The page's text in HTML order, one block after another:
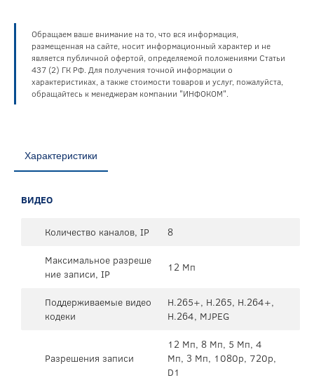
Обращаем ваше внимание на то, что вся информация,
размещенная на сайте, носит информационный характер и не
является публичной офертой, определяемой положениями Статьи
437 (2) ГК РФ. Для получения точной информации о
характеристиках, а также стоимости товаров и услуг, пожалуйста,
обращайтесь к менеджерам компании "ИНФОКОМ".
Характеристики
ВИДЕО
Количество каналов, IP
8
Максимальное разреше
ние записи, IP
12 Мп
Поддерживаемые видео
кодеки
H.265+, H.265, H.264+,
H.264, MJPEG
Разрешения записи
12 Мп, 8 Мп, 5 Мп, 4
Мп, 3 Мп, 1080p, 720p,
D1